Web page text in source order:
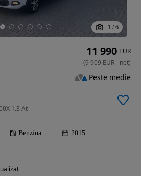
1 / 6
1.3 At
Benzina 2015
11 990 EUR
(9 909 EUR- net)
Peste medie